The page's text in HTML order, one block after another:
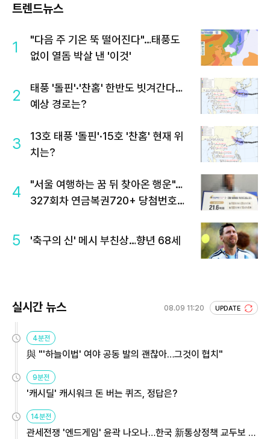
트렌드뉴스
1
"다음 주 기온 뚝 떨어진다"…태풍도
없이 열돔 박살 낸 '이것'
2
태풍 '돌핀'·'찬홈' 한반도 빗겨간다…
예상 경로는?
3
13호 태풍 '돌핀'·15호 '찬홈' 현재 위
치는?
4
"서울 여행하는 꿈 뒤 찾아온 행운"…
327회차 연금복권720+ 당첨번호조
5 '축구의 신' 메시 부친상…향년 68세
실시간 뉴스 08.09 11:20 UPDATE
4분전
與 "'하늘이법' 여야 공동 발의 괜찮아…그것이 협치"
9분전
'캐시딜' 캐시워크 돈 버는 퀴즈, 정답은?
14분전
관세전쟁 '엔드게임' 윤곽 나오나…한국 新통상정책 교두보 활